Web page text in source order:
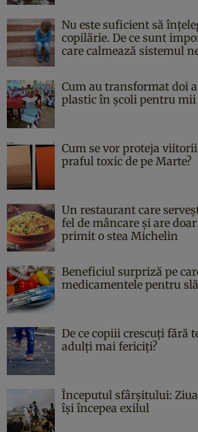
Nu este suficient să
copilărie. De ce sunt
care calmează sistemul
Cum au transformat doi
plastic în școli pentru mii
Cum se vor proteja
praful toxic de pe Marte?
Un restaurant care
fel de mâncare și are
primit o stea Michelin
Beneficiul surpriză pe
medicamentele pentru
De ce copiii crescuți fără
adulți mai fericiți?
Începutul sfârşitului:
îşi începea exilul